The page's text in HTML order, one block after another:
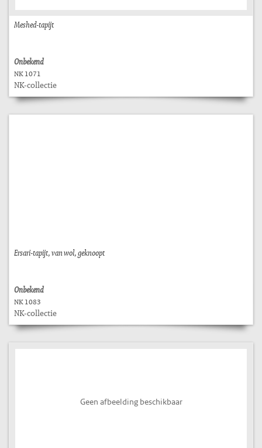
Meshed-tapijt
Onbekend
NK 1071
NK-collectie
Ersari-tapijt, van wol, geknoopt
Onbekend
NK 1083
NK-collectie
Geen afbeelding beschikbaar